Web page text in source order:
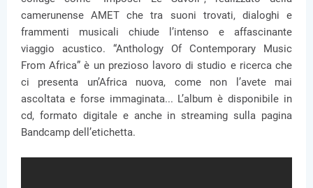
camerunense AMET che tra suoni trovati, dialoghi e
frammenti musicali chiude l’intenso e affascinante
viaggio acustico. “Anthology Of Contemporary Music
From Africa” è un prezioso lavoro di studio e ricerca che
ci presenta un’Africa nuova, come non l’avete mai
ascoltata e forse immaginata... L’album è disponibile in
cd, formato digitale e anche in streaming sulla pagina
Bandcamp dell’etichetta.